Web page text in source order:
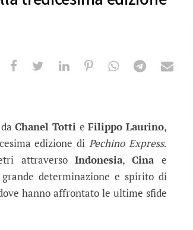
vincono Pechino Express
daChanel Totti e Filippo Laurino,
edizione di Pechino Express.
attraversoIndonesia,Cinae
determinazione e spirito di
hanno affrontato le ultime sfide